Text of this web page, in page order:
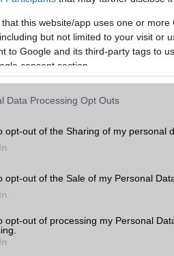
that this website/app uses one or
but not limited to your visit or
to Google and its third-party tags to
consent section.
Data Processing Opt Outs
opt-out of the Sharing of my personal
opt-out of the Sale of my Personal
opt-out of processing my Personal
már olyan népszerűségre
is a témának szentelt
kiemelt fontossága van
és alulról világítsa meg az eget,
10-15 percben, mielőtt a nap a
képeket készíteni”